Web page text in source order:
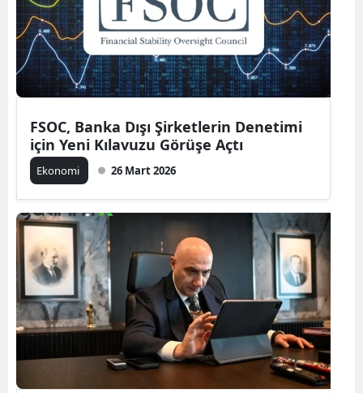
FSOC, Banka Dışı Şirketlerin Denetimi
için Yeni Kılavuzu Görüşe Açtı
Ekonomi 26 Mart 2026